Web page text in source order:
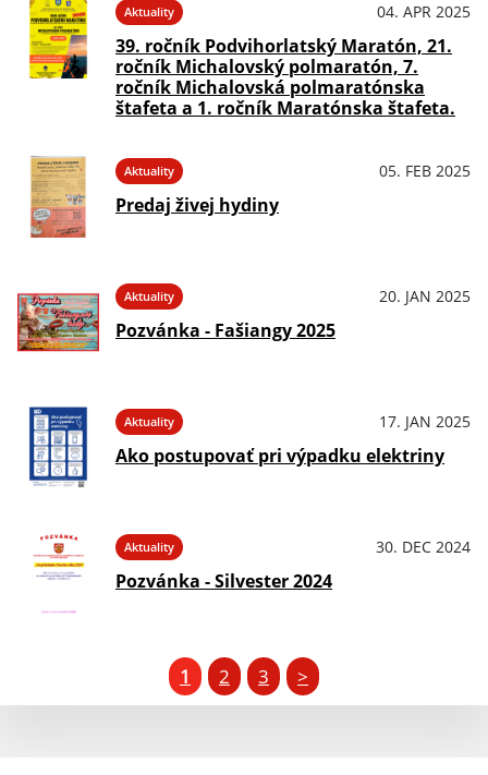
Aktuality 04. APR 2025
39. ročník Podvihorlatský Maratón, 21.
ročník Michalovský polmaratón, 7.
ročník Michalovská polmaratónska
štafeta a 1. ročník Maratónska štafeta.
Aktuality 05. FEB 2025
Predaj živej hydiny
Aktuality 20. JAN 2025
Pozvánka - Fašiangy 2025
Aktuality 17. JAN 2025
Ako postupovať pri výpadku elektriny
Aktuality 30. DEC 2024
Pozvánka - Silvester 2024
1 2 3 >